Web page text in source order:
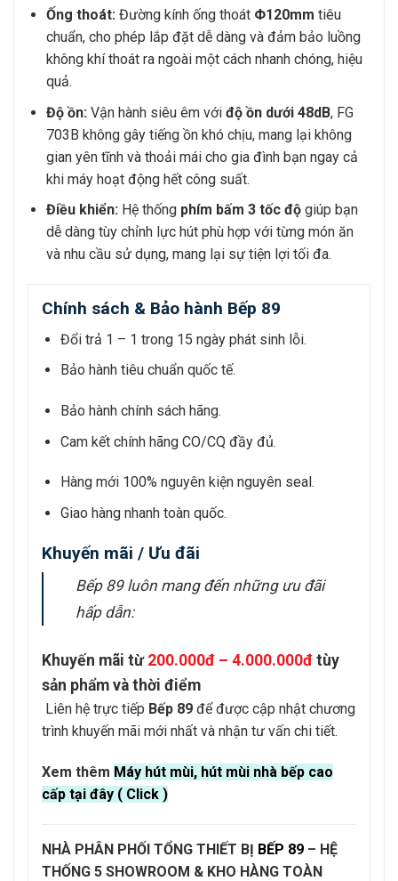
Ống thoát:Đường kính ống thoát Φ120mm tiêu
chuẩn, cho phép lắp đặt dễ dàng và đảm bảo luồng
không khí thoát ra ngoài một cách nhanh chóng, hiệu
quả.
Độ ồn: Vận hành siêu êm với độ ồn dưới 48dB, FG
703B không gây tiếng ồn khó chịu, mang lại không
gian yên tĩnh và thoải mái cho gia đình bạn ngay cả
khi máy hoạt động hết công suất.
Điều khiển:Hệ thống phím bấm 3 tốc độgiúp bạn
dễ dàng tùy chỉnh lực hút phù hợp với từng món ăn
và nhu cầu sử dụng, mang lại sự tiện lợi tối đa.
Chính sách & Bảo hành Bếp 89
Đổi trả 1 – 1 trong 15 ngày phát sinh lỗi.
Bảo hành tiêu chuẩn quốc tế.
Bảo hành chính sách hãng.
Cam kết chính hãng CO/CQ đầy đủ.
Hàng mới 100% nguyên kiện nguyên seal.
Giao hàng nhanh toàn quốc.
Khuyến mãi / Ưu đãi
Bếp 89 luôn mang đến những ưu đãi
hấp dẫn:
Khuyến mãi từ200.000đ – 4.000.000đ tùy
sản phẩm và thời điểm
Liên hệ trực tiếp Bếp 89 để được cập nhật chương
trình khuyến mãi mới nhất và nhận tư vấn chi tiết.
Xem thêm Máy hút mùi, hút mùi nhà bếp cao
cấp tại đây ( Click )
NHÀ PHÂN PHỐI TỔNG THIẾT BỊ BẾP 89 – HỆ
THỐNG 5 SHOWROOM & KHO HÀNG TOÀN